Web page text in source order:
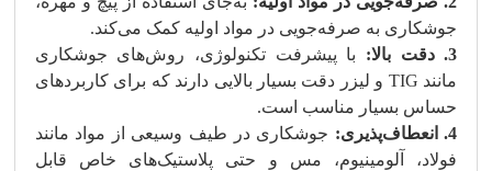
جوشکاری به صرفه‌جویی در مواد اولیه کمک می‌کند.
3. دقت بالا:
با پیشرفت تکنولوژی، روش‌های جوشکاری
مانند TIG و لیزر دقت بسیار بالایی دارند که برای کاربردهای
حساس بسیار مناسب است.
4. انعطاف‌پذیری:
جوشکاری در طیف وسیعی از مواد مانند
فولاد، آلومینیوم، مس و حتی پلاستیک‌های خاص قابل